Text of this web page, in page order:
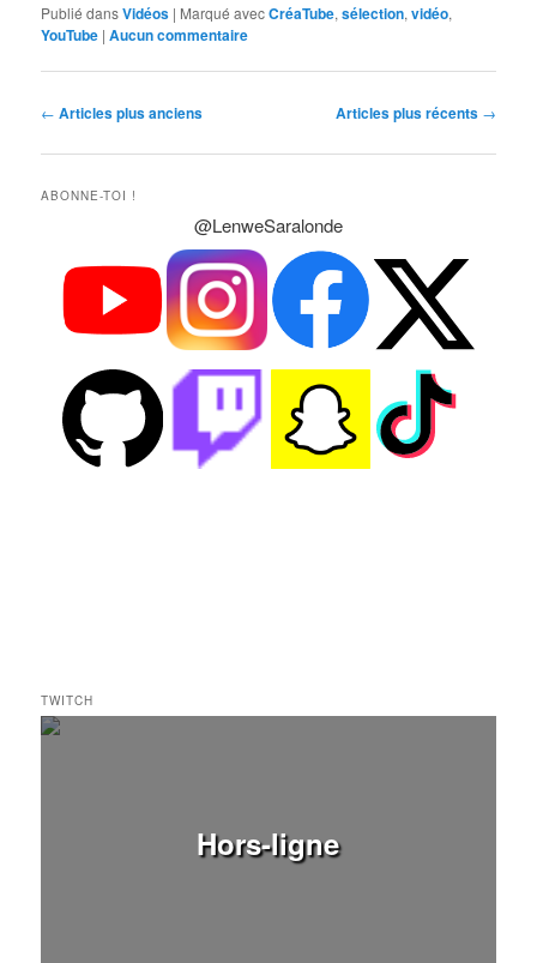
Publié dansVidéos | Marqué avecCréaTube,sélection,vidéo,
YouTube |Aucun commentaire
Navigation
articles
← Articles plus anciens Articles plus récents →
ABONNE-TOI !
@LenweSaralonde
TWITCH
Hors-ligne